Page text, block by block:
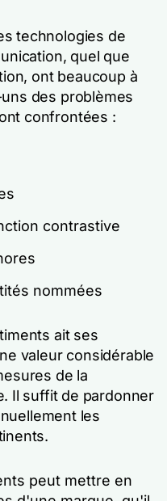
technologies de
quel que
ont beaucoup à
des problèmes
confrontées :
contrastive
nommées
ait ses
valeur considérable
de la
Il suffit de pardonner
les
peut mettre en